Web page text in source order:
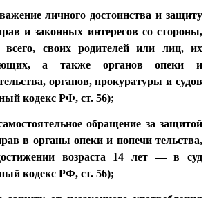
личного достоинства и защиту
и законных интересов со стороны,
всего, своих родителей или лиц, их
а также органов опеки и
органов, прокуратуры и судов
кодекс РФ, ст. 56);
обращение за защитой
в органы опеки и попечи тельства,
возраста 14 лет — в суд
кодекс РФ, ст. 56);